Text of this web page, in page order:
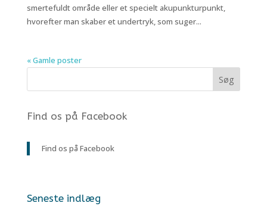
smertefuldt område eller et specielt akupunkturpunkt,
hvorefter man skaber et undertryk, som suger...
« Gamle poster
Find os på Facebook
Find os på Facebook
Seneste indlæg